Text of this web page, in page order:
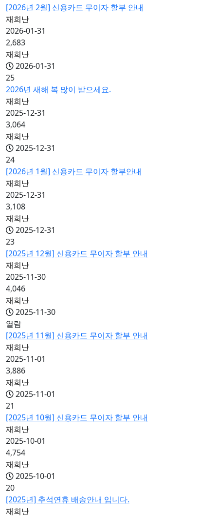
[2026년 2월] 신용카드 무이자 할부 안내
재희난
2026-01-31
2,683
재희난
2026-01-31
25
2026년 새해 복 많이 받으세요.
재희난
2025-12-31
3,064
재희난
2025-12-31
24
[2026년 1월] 신용카드 무이자 할부안내
재희난
2025-12-31
3,108
재희난
2025-12-31
23
[2025년 12월] 신용카드 무이자 할부 안내
재희난
2025-11-30
4,046
재희난
2025-11-30
열람
[2025년 11월] 신용카드 무이자 할부 안내
재희난
2025-11-01
3,886
재희난
2025-11-01
21
[2025년 10월] 신용카드 무이자 할부 안내
재희난
2025-10-01
4,754
재희난
2025-10-01
20
[2025년] 추석연휴 배송안내 입니다.
재희난